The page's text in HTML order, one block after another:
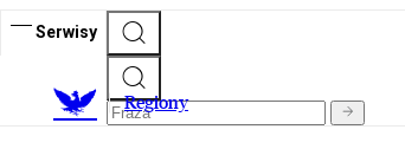
Serwisy
Regiony